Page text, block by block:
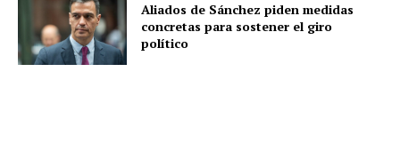
Aliados de Sánchez piden medidas
concretas para sostener el giro
político